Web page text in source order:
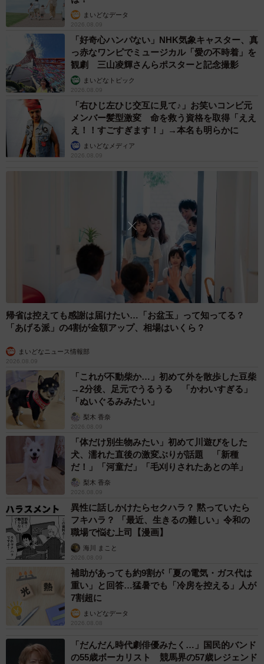
ご興味のある方はぜひチェックしていただきたい。
4/4
Amazonマンガ（Kindle版）でも読める『くろひげダイアリー』（ワタベ
ヒツジさん提供）
【ワタベヒツジさん関連情報】
▽Xアカウント
https://x.com/watabehitsuji
▽Instagramアカウント
https://www.instagram.com/watabehitsuji
▽Amazonマンガ『くろひげダイアリー』
https://www.amazon.co.jp/dp/B0H62JRFNW
意外と安定する0.5センチくらいのフ
pic.twitter.com/Azfhv99IJV
— ワタベヒツジ (@watabehitsuji)
まいどなデータ
2026.08.09
「好奇心ハンパない」NHK気象キャスター、真
っ赤なワンピでミュージカル「愛の不時着」を
観劇 三山凌輝さんらポスターと記念撮影
まいどなトピック
2026.08.09
「右ひじ左ひじ交互に見て♪」お笑いコンビ元
メンバー髪型激変 命を救う資格を取得「ええ
え！！すごすぎます！」→本名も明らかに
まいどなメディア
2026.08.09
帰省は控えても感謝は届けたい…「お盆玉」って知ってる？
「あげる派」の4割が金額アップ、相場はいくら？
まいどなニュース情報部
2026.08.09
「これが不動柴か…」初めて外を散歩した豆柴
→2分後、足元でうるうる 「かわいすぎる」
「ぬいぐるみみたい」
梨木 香奈
2026.08.09
「体だけ別生物みたい」初めて川遊びをした
犬、濡れた直後の激変ぶりが話題 「新種
だ！」「河童だ」「毛刈りされたあとの羊」
梨木 香奈
2026.08.09
異性に話しかけたらセクハラ？ 黙っていたら
フキハラ？ 「最近、生きるの難しい」令和の
職場で悩む上司【漫画】
海川 まこと
2026.08.09
補助があっても約9割が「夏の電気・ガス代は
重い」と回答…猛暑でも「冷房を控える」人が
7割超に
まいどなデータ
2026.08.08
「だんだん時代劇俳優みたく…」国民的バンド
の55歳ボーカリスト 競馬界の57歳レジェンド